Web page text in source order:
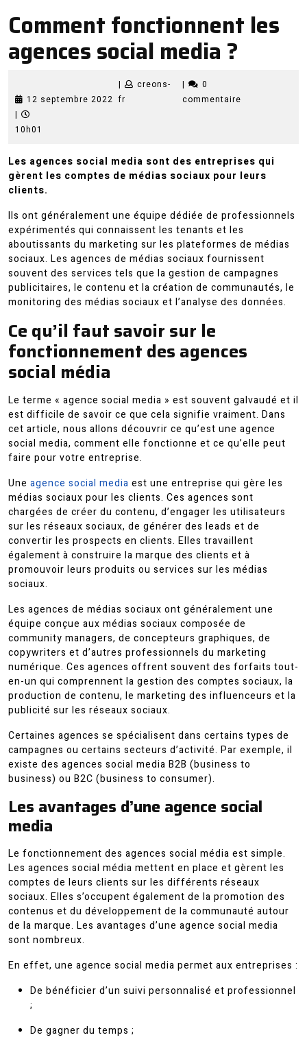
Comment fonctionnent les
agences social media ?
12 septembre 2022 12
|
creons-
fr
|
0
commentaire
|
10h01
Les agences social media sont des entreprises qui
gèrent les comptes de médias sociaux pour leurs
clients.
Ils ont généralement une équipe dédiée de professionnels
expérimentés qui connaissent les tenants et les
aboutissants du marketing sur les plateformes de médias
sociaux. Les agences de médias sociaux fournissent
souvent des services tels que la gestion de campagnes
publicitaires, le contenu et la création de communautés, le
monitoring des médias sociaux et l’analyse des données.
Ce qu’il faut savoir sur le
fonctionnement des agences
social média
Le terme « agence social media » est souvent galvaudé et il
est difficile de savoir ce que cela signifie vraiment. Dans
cet article, nous allons découvrir ce qu’est une agence
social media, comment elle fonctionne et ce qu’elle peut
faire pour votre entreprise.
Une agence social media est une entreprise qui gère les
médias sociaux pour les clients. Ces agences sont
chargées de créer du contenu, d’engager les utilisateurs
sur les réseaux sociaux, de générer des leads et de
convertir les prospects en clients. Elles travaillent
également à construire la marque des clients et à
promouvoir leurs produits ou services sur les médias
sociaux.
Les agences de médias sociaux ont généralement une
équipe conçue aux médias sociaux composée de
community managers, de concepteurs graphiques, de
copywriters et d’autres professionnels du marketing
numérique. Ces agences offrent souvent des forfaits tout-
en-un qui comprennent la gestion des comptes sociaux, la
production de contenu, le marketing des influenceurs et la
publicité sur les réseaux sociaux.
Certaines agences se spécialisent dans certains types de
campagnes ou certains secteurs d’activité. Par exemple, il
existe des agences social media B2B (business to
business) ou B2C (business to consumer).
Les avantages d’une agence social
media
Le fonctionnement des agences social média est simple.
Les agences social média mettent en place et gèrent les
comptes de leurs clients sur les différents réseaux
sociaux. Elles s’occupent également de la promotion des
contenus et du développement de la communauté autour
de la marque. Les avantages d’une agence social media
sont nombreux.
En effet, une agence social media permet aux entreprises :
De bénéficier d’un suivi personnalisé et professionnel
;
De gagner du temps ;